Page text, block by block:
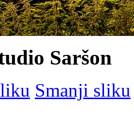
Saršon
Smanji sliku